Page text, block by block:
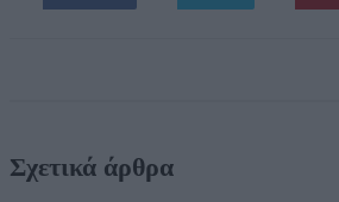
Σχετικά άρθρα